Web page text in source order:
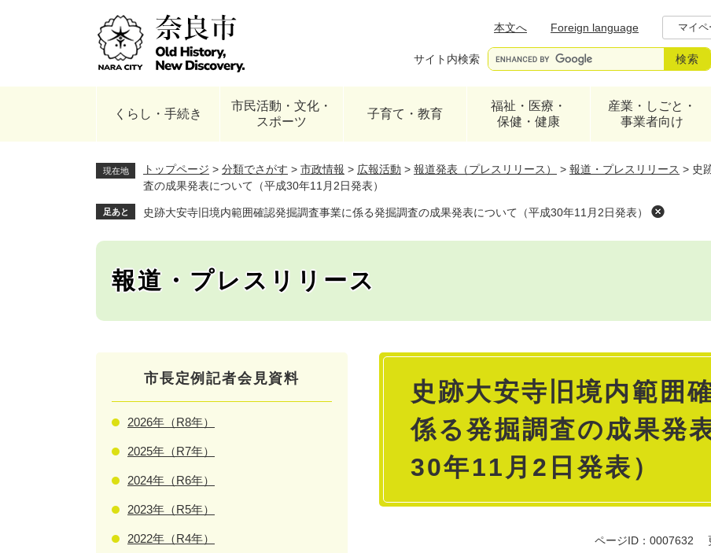
本文へ
Foreign language マイペ
サイト内検索
くらし・手続き
市民活動・文化・
スポーツ
子育て・教育
福祉・医療・
保健・健康
産業・しごと・
事業者向け
現在地 トップページ > 分類でさがす > 市政情報 > 広報活動 > 報道発表（プレスリリース） > 報道・プレスリリース > 史
査の成果発表について（平成30年11月2日発表）
足あと 史跡大安寺旧境内範囲確認発掘調査事業に係る発掘調査の成果発表について（平成30年11月2日発表）
報道・プレスリリース
本
史跡大安寺旧境内範囲
係る発掘調査の成果発
30年11月2日発表）
ページID：0007632
市長定例記者会見資料
2026年（R8年）
2025年（R7年）
2024年（R6年）
2023年（R5年）
2022年（R4年）